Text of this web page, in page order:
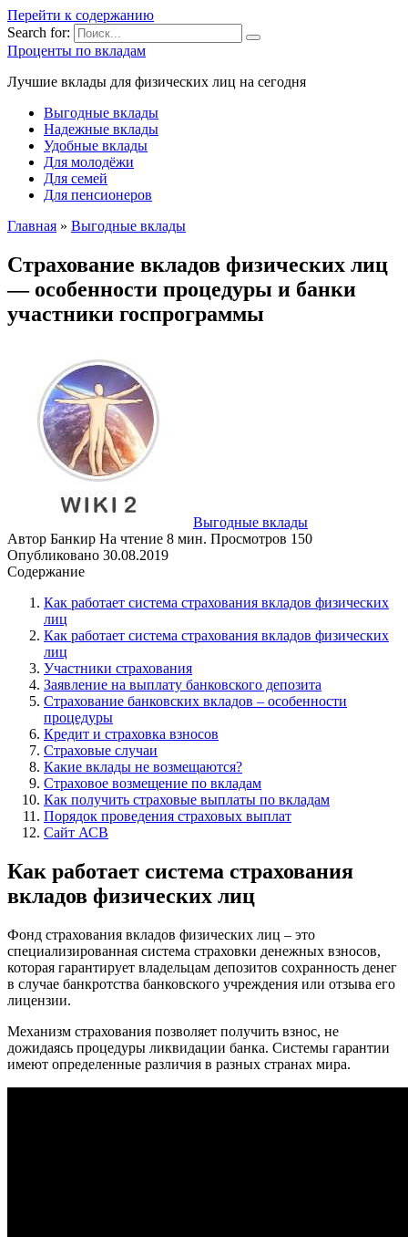
Перейти к содержанию
Search for:
Проценты по вкладам
Лучшие вклады для физических лиц на сегодня
Выгодные вклады
Надежные вклады
Удобные вклады
Для молодёжи
Для семей
Для пенсионеров
Главная » Выгодные вклады
Страхование вкладов физических лиц
— особенности процедуры и банки
участники госпрограммы
Выгодные вклады
Автор Банкир На чтение 8 мин. Просмотров 150
Опубликовано 30.08.2019
Содержание
Как работает система страхования вкладов физических
лиц
Как работает система страхования вкладов физических
лиц
Участники страхования
Заявление на выплату банковского депозита
Страхование банковских вкладов – особенности
процедуры
Кредит и страховка взносов
Страховые случаи
Какие вклады не возмещаются?
Страховое возмещение по вкладам
Как получить страховые выплаты по вкладам
Порядок проведения страховых выплат
Сайт АСВ
Как работает система страхования
вкладов физических лиц
Фонд страхования вкладов физических лиц – это
специализированная система страховки денежных взносов,
которая гарантирует владельцам депозитов сохранность денег
в случае банкротства банковского учреждения или отзыва его
лицензии.
Механизм страхования позволяет получить взнос, не
дожидаясь процедуры ликвидации банка. Системы гарантии
имеют определенные различия в разных странах мира.